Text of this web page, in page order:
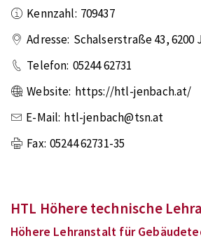
Kennzahl: 709437
Adresse: Schalserstraße 43,6200
Telefon: 05244 62731
Website: https://htl-jenbach.at/
E-Mail: htl-jenbach@tsn.at
Fax: 05244 62731-35
HTL Höhere technische
Höhere Lehranstalt für